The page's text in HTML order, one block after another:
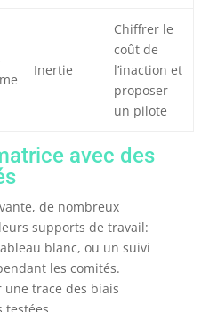
Inertie
Chiffrer le
coût de
l’inaction et
proposer
un pilote
avec des
de nombreux
supports de travail:
blanc, ou un suivi
les comités.
une trace des biais